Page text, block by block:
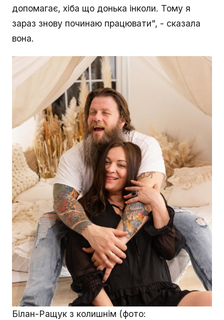
допомагає, хіба що донька інколи. Тому я
зараз знову починаю працювати", - сказала
вона.
Білан-Ращук з колишнім (фото: